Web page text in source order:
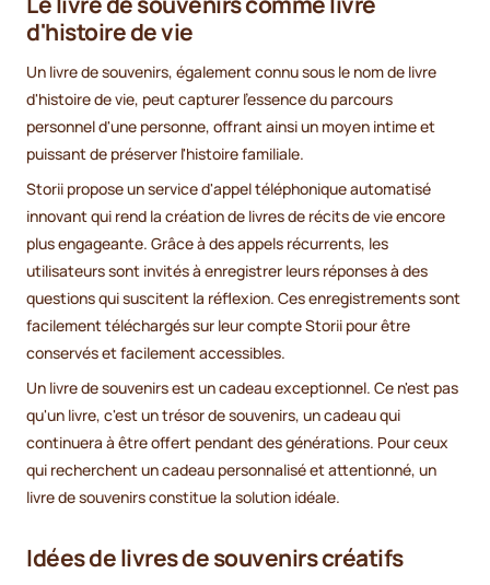
d'histoire de vie
Un livre de souvenirs, également connu sous le nom de livre
d'histoire de vie, peut capturer l'essence du parcours
personnel d'une personne, offrant ainsi un moyen intime et
puissant de préserver l'histoire familiale.
Storii propose un service d'appel téléphonique automatisé
innovant qui rend la création de livres de récits de vie encore
plus engageante. Grâce à des appels récurrents, les
utilisateurs sont invités à enregistrer leurs réponses à des
questions qui suscitent la réflexion. Ces enregistrements sont
facilement téléchargés sur leur compte Storii pour être
conservés et facilement accessibles.
Un livre de souvenirs est un cadeau exceptionnel. Ce n'est pas
qu'un livre, c'est un trésor de souvenirs, un cadeau qui
continuera à être offert pendant des générations. Pour ceux
qui recherchent un cadeau personnalisé et attentionné, un
livre de souvenirs constitue la solution idéale.
Idées de livres de souvenirs créatifs